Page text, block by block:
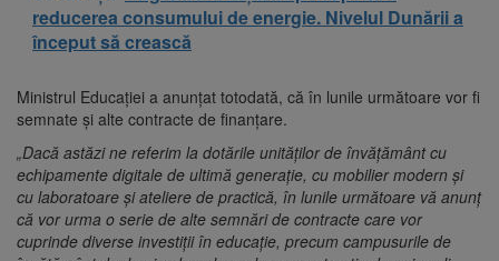
reducerea consumului de energie. Nivelul Dunării a
început să crească
Ministrul Educației a anunţat totodată, că în lunile următoare vor fi
semnate şi alte contracte de finanţare.
„Dacă astăzi ne referim la dotările unităţilor de învăţământ cu
echipamente digitale de ultimă generaţie, cu mobilier modern şi
cu laboratoare şi ateliere de practică, în lunile următoare vă anunţ
că vor urma o serie de alte semnări de contracte care vor
cuprinde diverse investiţii în educaţie, precum campusurile de